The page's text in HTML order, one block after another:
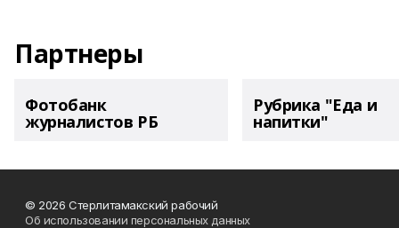
Партнеры
Фотобанк
журналистов РБ
Рубрика "Еда и
напитки"
© 2026 Стерлитамакский рабочий
Об использовании персональных данных